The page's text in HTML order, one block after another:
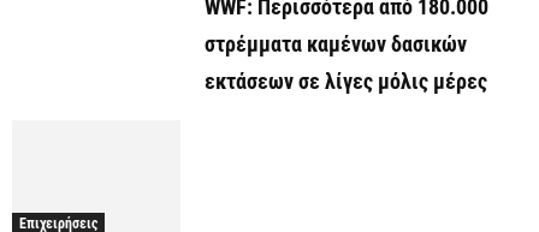
WWF: Περισσότερα από 180.000
στρέμματα καμένων δασικών
εκτάσεων σε λίγες μόλις μέρες
Επιχειρήσεις